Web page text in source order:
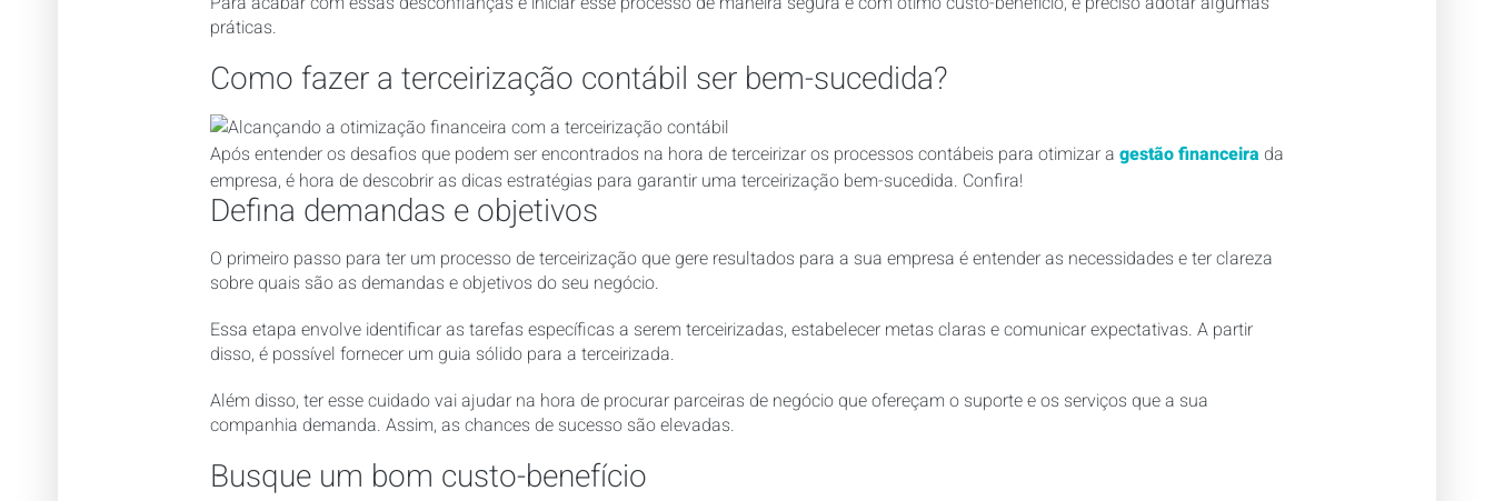
práticas.
Como fazer a terceirização contábil ser bem-sucedida?
Após entender os desafios que podem ser encontrados na hora de terceirizar os processos contábeis para otimizar a gestão financeira da
empresa, é hora de descobrir as dicas estratégias para garantir uma terceirização bem-sucedida. Confira!
Defina demandas e objetivos
O primeiro passo para ter um processo de terceirização que gere resultados para a sua empresa é entender as necessidades e ter clareza
sobre quais são as demandas e objetivos do seu negócio.
Essa etapa envolve identificar as tarefas específicas a serem terceirizadas, estabelecer metas claras e comunicar expectativas. A partir
disso, é possível fornecer um guia sólido para a terceirizada.
Além disso, ter esse cuidado vai ajudar na hora de procurar parceiras de negócio que ofereçam o suporte e os serviços que a sua
companhia demanda. Assim, as chances de sucesso são elevadas.
Busque um bom custo-benefício